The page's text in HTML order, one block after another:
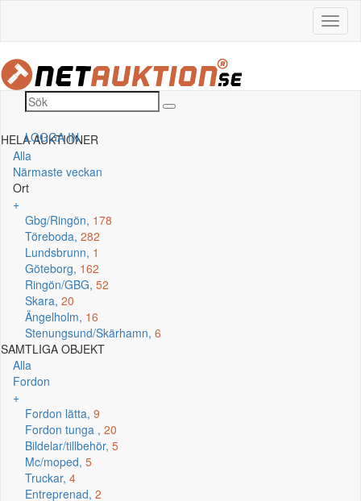
LOGGA IN
HELA AUKTIONER
Alla
Närmaste veckan
Ort
+
Gbg/Ringön, 178
Töreboda, 282
Lundsbrunn, 1
Göteborg, 162
Ringön/GBG, 52
Skara, 20
Ängelholm, 16
Stenungsund/Skärhamn, 6
SAMTLIGA OBJEKT
Alla
Fordon
+
Fordon lätta, 9
Fordon tunga , 20
Bildelar/tillbehör, 5
Mc/moped, 5
Truckar, 4
Entreprenad, 2